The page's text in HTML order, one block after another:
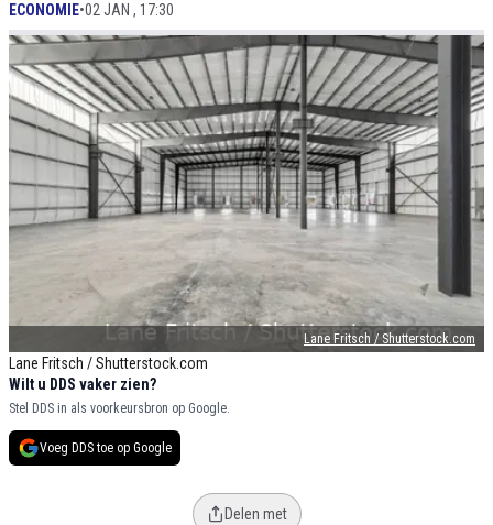
Lane Fritsch / Shutterstock.com
Lane Fritsch / Shutterstock.com
ECONOMIE•02 JAN , 17:30
Wilt u DDS vaker zien?
Stel DDS in als voorkeursbron op Google.
Voeg DDS toe op Google
Delen met